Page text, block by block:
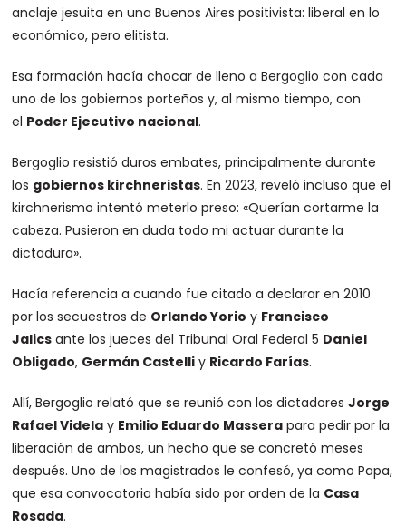
anclaje jesuita en una Buenos Aires positivista: liberal en lo
económico, pero elitista.
Esa formación hacía chocar de lleno a Bergoglio con cada
uno de los gobiernos porteños y, al mismo tiempo, con
el Poder Ejecutivo nacional.
Bergoglio resistió duros embates, principalmente durante
los gobiernos kirchneristas. En 2023, reveló incluso que el
kirchnerismo intentó meterlo preso: «Querían cortarme la
cabeza. Pusieron en duda todo mi actuar durante la
dictadura».
Hacía referencia a cuando fue citado a declarar en 2010
por los secuestros de Orlando Yorio y Francisco
Jalics ante los jueces del Tribunal Oral Federal 5 Daniel
Obligado, Germán Castelli y Ricardo Farías.
Allí, Bergoglio relató que se reunió con los dictadoresJorge
Rafael Videla y Emilio Eduardo Massera para pedir por la
liberación de ambos, un hecho que se concretó meses
después. Uno de los magistrados le confesó, ya como Papa,
que esa convocatoria había sido por orden de la Casa
Rosada.